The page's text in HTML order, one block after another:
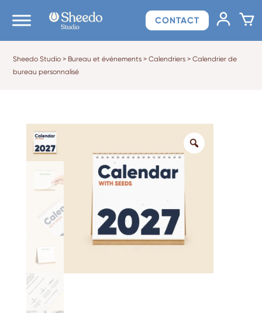
CONTACT
Sheedo Studio > Bureau et événements >Calendriers >Calendrier de
bureau personnalisé